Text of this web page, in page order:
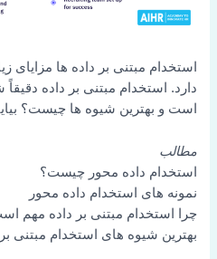
استخدام مبتنی بر داده ها مزایای
دارد. استخدام مبتنی بر داده
است و بهترین شیوه ها چیست؟
مطالب
استخدام داده محور چیست؟
نمونه های استخدام داده محور
چرا استخدام مبتنی بر داده مهم
بهترین شیوه های استخدام مبتنی